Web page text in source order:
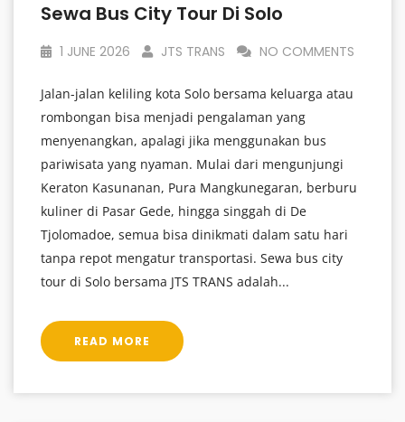
Sewa Bus City Tour Di Solo
1 JUNE 2026 JTS TRANS NO COMMENTS
Jalan-jalan keliling kota Solo bersama keluarga atau
rombongan bisa menjadi pengalaman yang
menyenangkan, apalagi jika menggunakan bus
pariwisata yang nyaman. Mulai dari mengunjungi
Keraton Kasunanan, Pura Mangkunegaran, berburu
kuliner di Pasar Gede, hingga singgah di De
Tjolomadoe, semua bisa dinikmati dalam satu hari
tanpa repot mengatur transportasi. Sewa bus city
tour di Solo bersama JTS TRANS adalah...
READ MORE